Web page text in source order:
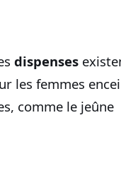
dispenses
les femmes
comme le jeûne